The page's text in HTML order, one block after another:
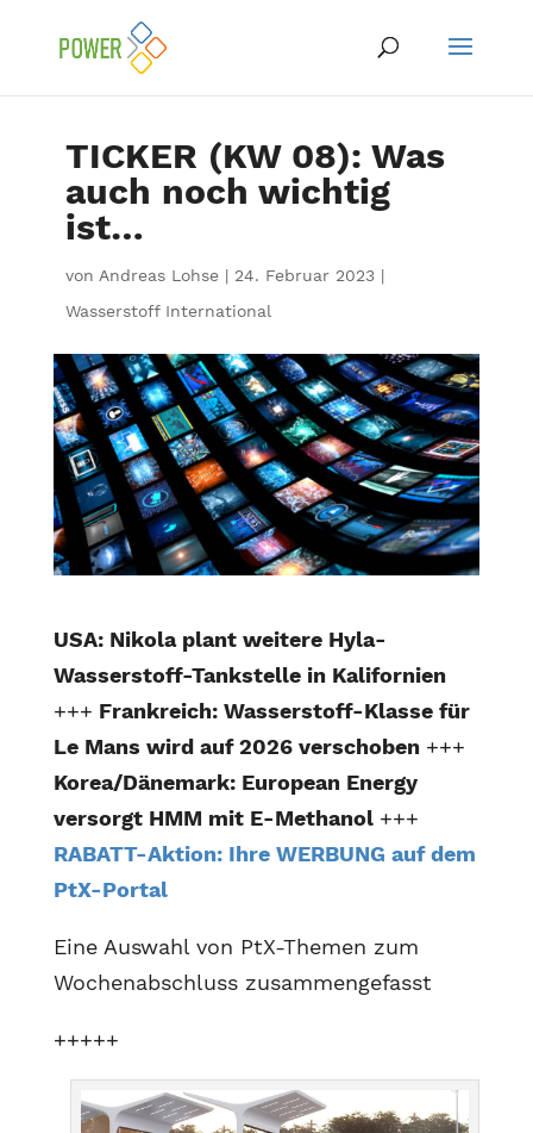
TICKER (KW 08): Was
auch noch wichtig
ist…
von Andreas Lohse| 24. Februar 2023|
Wasserstoff International
USA: Nikola plant weitere Hyla-
Wasserstoff-Tankstelle in Kalifornien
+++ Frankreich: Wasserstoff-Klasse für
Le Mans wird auf 2026 verschoben +++
Korea/Dänemark: European Energy
versorgt HMM mit E-Methanol +++
RABATT-Aktion: Ihre WERBUNG auf dem
PtX-Portal
Eine Auswahl von PtX-Themen zum
Wochenabschluss zusammengefasst
+++++